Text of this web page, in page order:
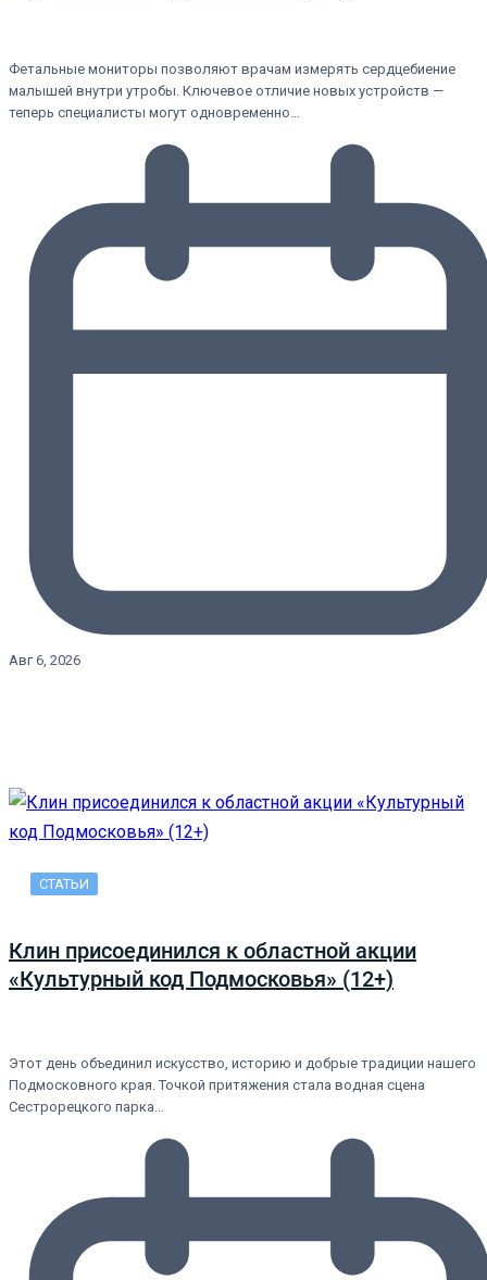
Фетальные мониторы позволяют врачам измерять сердцебиение
малышей внутри утробы. Ключевое отличие новых устройств —
теперь специалисты могут одновременно…
Авг 6, 2026
СТАТЬИ
Клин присоединился к областной акции
«Культурный код Подмосковья» (12+)
Этот день объединил искусство, историю и добрые традиции нашего
Подмосковного края. Точкой притяжения стала водная сцена
Сестрорецкого парка…